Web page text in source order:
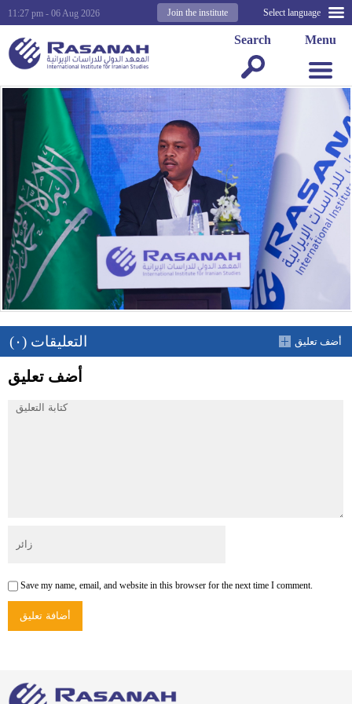
Select language
Join the institute
11:27 pm - 06 Aug 2026
Menu
Search
التعليقات (٠) أضف تعليق
أضف تعليق
Save my name, email, and website in this browser for the next time I comment.